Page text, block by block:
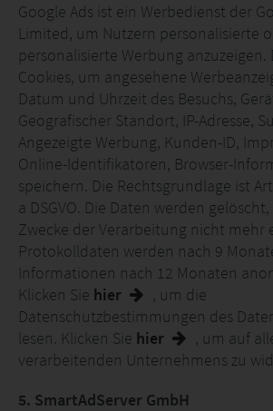
Google Ads ist ein Werbedienst der
Limited, um Nutzern personalisierte
personalisierte Werbung anzuzeigen.
Cookies, um angesehene
Datum und Uhrzeit des Besuchs,
Geografischer Standort, IP-Adresse,
Angezeigte Werbung, Kunden-ID,
Online-Identifikatoren, Browser-
speichern. Die Rechtsgrundlage ist
a DSGVO. Die Daten werden
Zwecke der Verarbeitung nicht mehr
Protokolldaten werden nach 9
Informationen nach 12 Monaten
Klicken Sie hier
, um die
Datenschutzbestimmungen des
lesen. Klicken Sie hier
, um auf
verarbeitenden Unternehmens zu
5. SmartAdServer GmbH